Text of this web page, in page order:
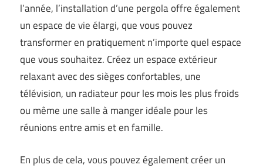
l’année, l’installation d’une pergola offre également
un espace de vie élargi, que vous pouvez
transformer en pratiquement n’importe quel espace
que vous souhaitez. Créez un espace extérieur
relaxant avec des sièges confortables, une
télévision, un radiateur pour les mois les plus froids
ou même une salle à manger idéale pour les
réunions entre amis et en famille.
En plus de cela, vous pouvez également créer un